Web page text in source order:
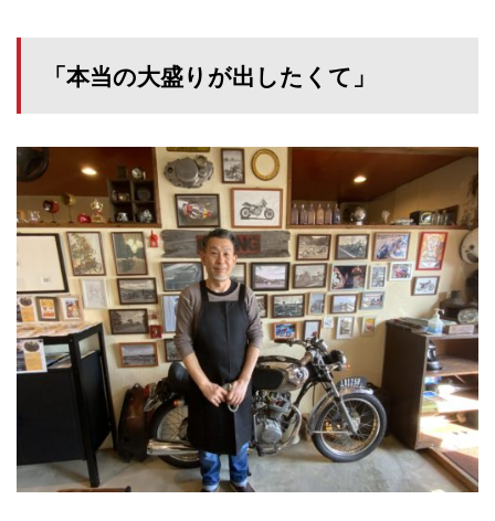
「本当の大盛りが出したくて」